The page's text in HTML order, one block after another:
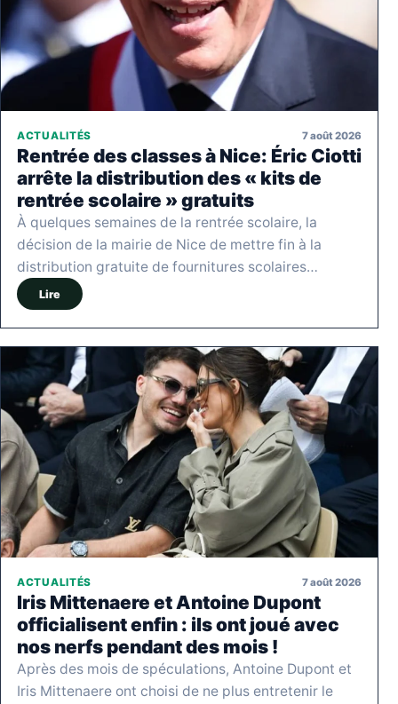
ACTUALITÉS 7 août 2026
Rentrée des classes à Nice: Éric Ciotti
arrête la distribution des « kits de
rentrée scolaire » gratuits
À quelques semaines de la rentrée scolaire, la
décision de la mairie de Nice de mettre fin à la
distribution gratuite de fournitures scolaires…
Lire
ACTUALITÉS 7 août 2026
Iris Mittenaere et Antoine Dupont
officialisent enfin : ils ont joué avec
nos nerfs pendant des mois !
Après des mois de spéculations, Antoine Dupont et
Iris Mittenaere ont choisi de ne plus entretenir le